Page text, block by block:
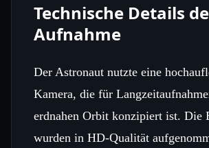
Technische Details
Aufnahme
Der Astronaut nutzte eine
Kamera, die für
erdnahen Orbit konzipiert ist. Die
wurden in HD‑Qualität